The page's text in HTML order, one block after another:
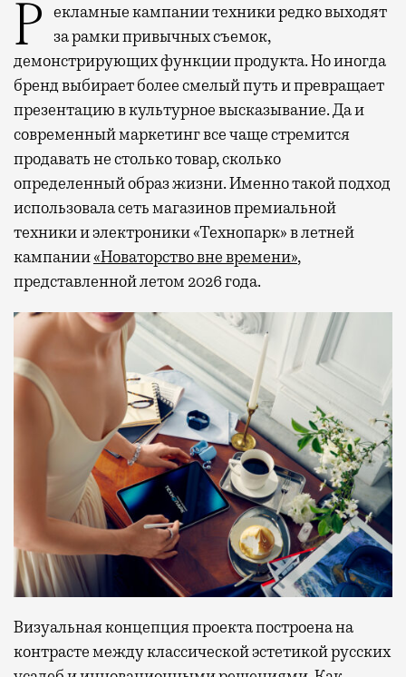
Рекламные кампании техники редко выходят
за рамки привычных съемок,
демонстрирующих функции продукта. Но иногда
бренд выбирает более смелый путь и превращает
презентацию в культурное высказывание. Да и
современный маркетинг все чаще стремится
продавать не столько товар, сколько
определенный образ жизни. Именно такой подход
использовала сеть магазинов премиальной
техники и электроники «Технопарк» в летней
кампании«Новаторство вне времени»,
представленной летом 2026 года.
Визуальная концепция проекта построена на
контрасте между классической эстетикой русских